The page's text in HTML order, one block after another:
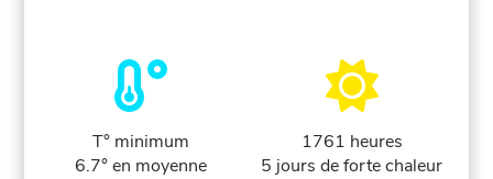
T° minimum
6.7° en moyenne
1761 heures
5 jours de forte chaleur